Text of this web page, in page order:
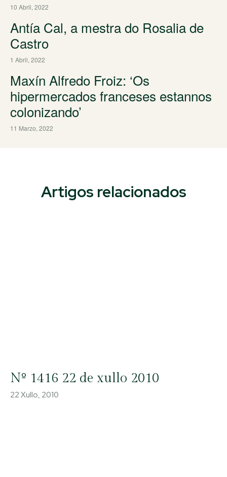
10 Abril, 2022
Antía Cal, a mestra do Rosalia de
Castro
1 Abril, 2022
Maxín Alfredo Froiz: ‘Os
hipermercados franceses estannos
colonizando’
11 Marzo, 2022
Artigos relacionados
Nº 1416 22 de xullo 2010
22 Xullo, 2010